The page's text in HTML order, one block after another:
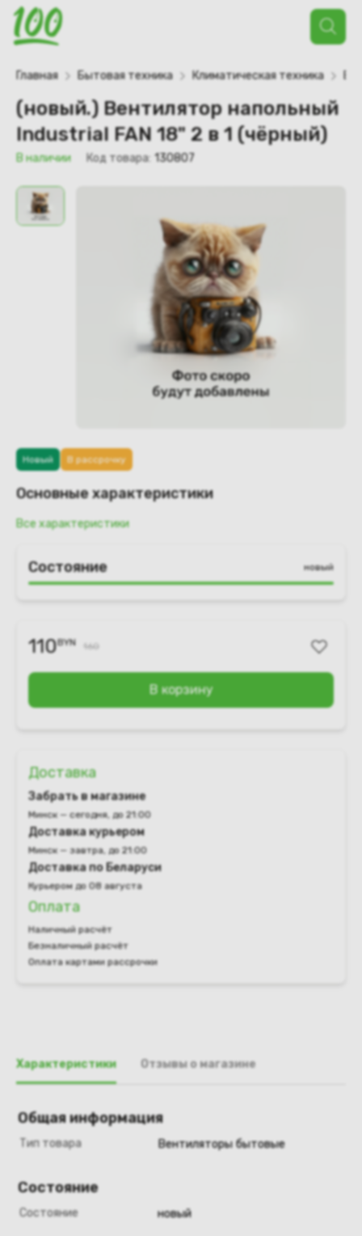
Поиск
товаров
Главная Бытовая техника Климатическая техника
(новый.) Вентилятор напольный
Industrial FAN 18" 2 в 1 (чёрный)
В наличии Код товара: 130807
Новый В рассрочку
Основные характеристики
Все характеристики
Состояние новый
110BYN 160
В корзину
Доставка
Забрать в магазине
Минск — сегодня, до 21:00
Доставка курьером
Минск — завтра, до 21:00
Доставка по Беларуси
Курьером до 08 августа
Оплата
Наличный расчёт
Безналичный расчёт
Оплата картами рассрочки
Характеристики Отзывы о магазине
Общая информация
Тип товара Вентиляторы бытовые
Состояние
Состояние новый